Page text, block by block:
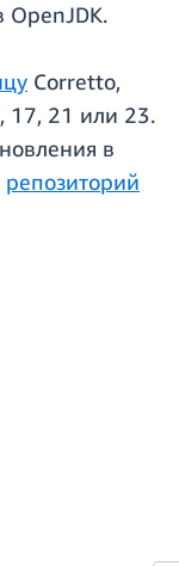
OpenJDK.
Corretto,
17, 21 или 23.
в
репозиторий